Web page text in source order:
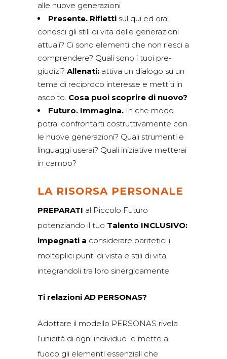
alle nuove generazioni
Presente. Rifletti sul qui ed ora:
conosci gli stili di vita delle generazioni
attuali? Ci sono elementi che non riesci a
comprendere? Quali sono i tuoi pre-
giudizi? Allenati: attiva un dialogo su un
tema di reciproco interesse e mettiti in
ascolto. Cosa puoi scoprire di nuovo?
Futuro. Immagina. In che modo
potrai confrontarti costruttivamente con
le nuove generazioni? Quali strumenti e
linguaggi userai? Quali iniziative metterai
in campo?
LA RISORSA PERSONALE
PREPARATI al Piccolo Futuro
potenziando il tuo Talento INCLUSIVO:
impegnati a considerare paritetici i
molteplici punti di vista e stili di vita,
integrandoli tra loro sinergicamente.
Ti relazioni AD PERSONAS?
Adottare il modello PERSONAS rivela
l’unicità di ogni individuo e mette a
fuoco gli elementi essenziali che